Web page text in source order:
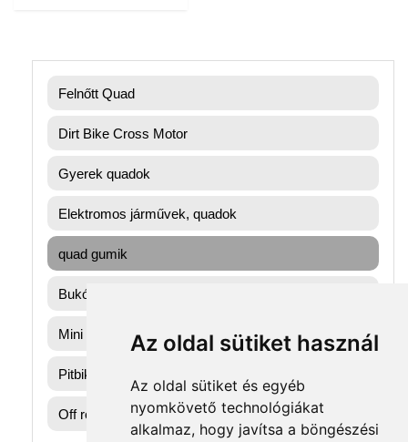
Az oldal sütiket használ
Az oldal sütiket és egyéb
nyomkövető technológiákat
alkalmaz, hogy javítsa a böngészési
Felnőtt Quad
Dirt Bike Cross Motor
Gyerek quadok
Elektromos járművek, quadok
quad gumik
Bukósisak
Mini gyerek quad
Pitbike dirtbike gumik
Off road motorok